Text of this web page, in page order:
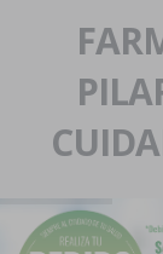
La farmacia
Nuestra
Nuestro
Eventos
Servicios y
Pedidos express